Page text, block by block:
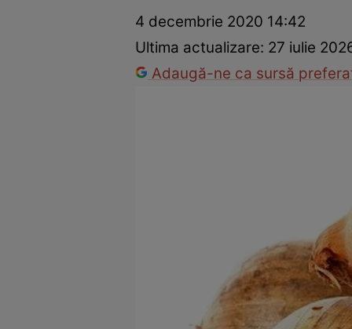
Prevenție și tratament Remedii naturisteMedicii
4 decembrie 2020 14:42
Ultima actualizare: 27 iulie
Adaugă-ne ca sursă